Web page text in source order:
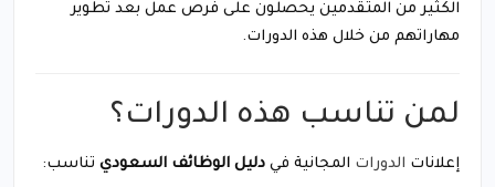
الكثير من المتقدمين يحصلون على فرص عمل بعد تطوير
مهاراتهم من خلال هذه الدورات.
لمن تناسب هذه الدورات؟
إعلانات الدورات المجانية في دليل الوظائف السعودي تناسب: